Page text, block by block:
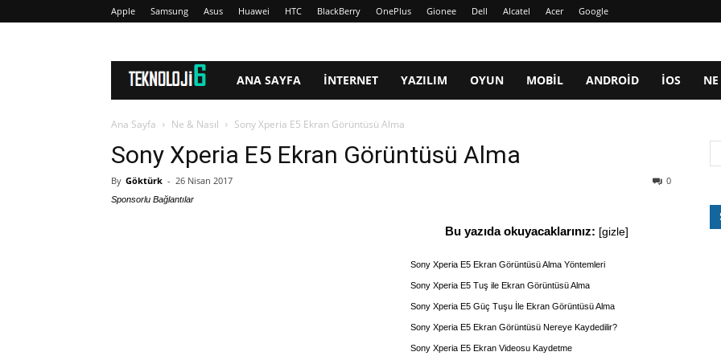
Apple Samsung Asus Huawei HTC BlackBerry OnePlus Gionee Dell Alcatel Acer Google
www.Teknoloji6.com
ANA SAYFA İNTERNET YAZILIM OYUN MOBIL ANDROID IOS
Ana Sayfa Ne & Nasıl Sony Xperia E5 Ekran Görüntüsü Alma
Sony Xperia E5 Ekran Görüntüsü Alma
By Göktürk - 26 Nisan 2017 0
Sponsorlu Bağlantılar
Bu yazıda okuyacaklarınız: [gizle]
Sony Xperia E5 Ekran Görüntüsü Alma Yöntemleri
Sony Xperia E5 Tuş ile Ekran Görüntüsü Alma
Sony Xperia E5 Güç Tuşu İle Ekran Görüntüsü Alma
Sony Xperia E5 Ekran Görüntüsü Nereye Kaydedilir?
Sony Xperia E5 Ekran Videosu Kaydetme